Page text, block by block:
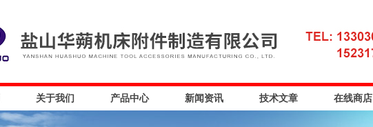
关于我们 产品中心 新闻资讯 技术文章 在线商店